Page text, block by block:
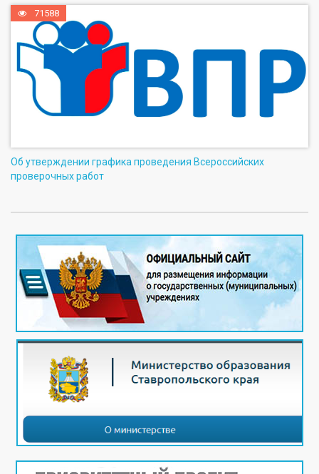
71588
Об утверждении графика проведения Всероссийских
проверочных работ